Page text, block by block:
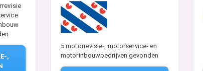
,
5 motorrevisie-, motorservice- en
motorinbouwbedrijven gevonden